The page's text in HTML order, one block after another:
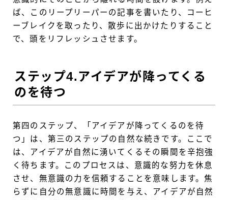
ば、このリープリーパーの記事を書いたり、コーヒ
ーブレイクを取ったり、散歩に出かけたりすること
で、頭をリフレッシュさせます。
ステップ4.アイデアが降ってくる
のを待つ
第四のステップ、「アイデアが降ってくるのを待
つ」は、第三のステップの自然な続きです。ここで
は、アイデアが自然に湧いてくるその瞬間を辛抱強
く待ちます。このプロセスは、意識的な努力を休息
させ、無意識の力を信頼することを意味します。焦
らずに自分の無意識に時間を与え、アイデアが自然